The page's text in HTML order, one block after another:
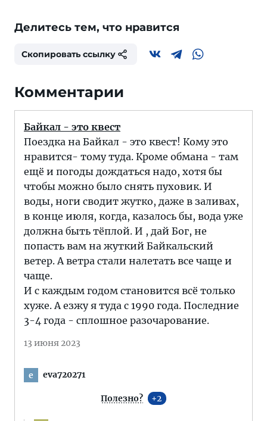
Делитесь тем, что нравится
Скопировать ссылку
Комментарии
Байкал - это квест
Поездка на Байкал - это квест! Кому это
нравится- тому туда. Кроме обмана - там
ещё и погоды дождаться надо, хотя бы
чтобы можно было снять пуховик. И
воды, ноги сводит жутко, даже в заливах,
в конце июля, когда, казалось бы, вода уже
должна быть тёплой. И , дай Бог, не
попасть вам на жуткий Байкальский
ветер. А ветра стали налетать все чаще и
чаще.
И с каждым годом становится всё только
хуже. А езжу я туда с 1990 года. Последние
3-4 года - сплошное разочарование.
13 июня 2023
e eva720271
Полезно? 2